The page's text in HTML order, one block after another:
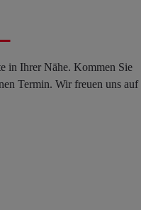
in Ihrer Nähe. Kommen Sie
Termin. Wir freuen uns auf